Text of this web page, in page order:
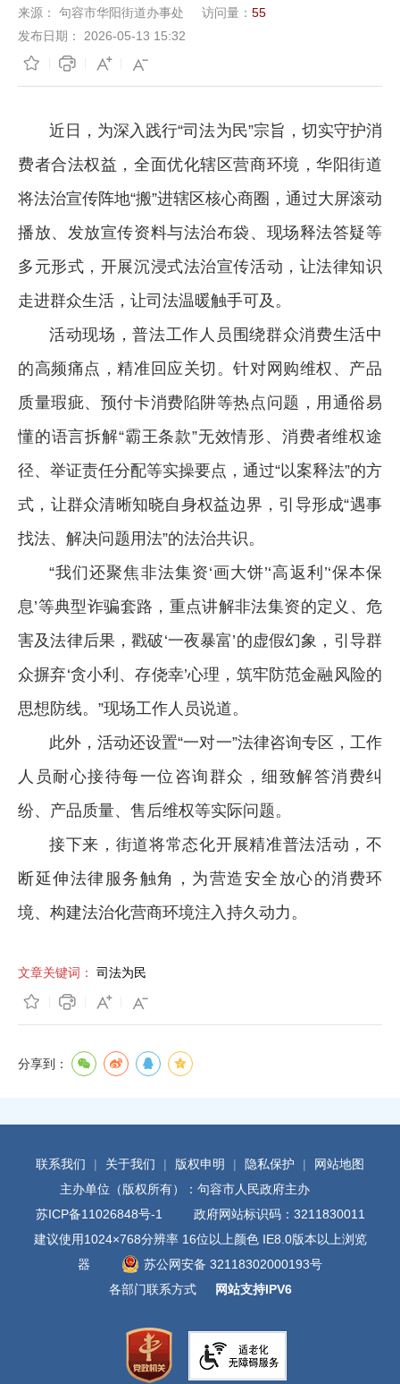
来源： 句容市华阳街道办事处 访问量： 55
发布日期：
2026-05-13 15:32
近日，为深入践行“司法为民”宗旨，切实守护消
费者合法权益，全面优化辖区营商环境，华阳街道
将法治宣传阵地“搬”进辖区核心商圈，通过大屏滚动
播放、发放宣传资料与法治布袋、现场释法答疑等
多元形式，开展沉浸式法治宣传活动，让法律知识
走进群众生活，让司法温暖触手可及。
活动现场，普法工作人员围绕群众消费生活中
的高频痛点，精准回应关切。针对网购维权、产品
质量瑕疵、预付卡消费陷阱等热点问题，用通俗易
懂的语言拆解“霸王条款”无效情形、消费者维权途
径、举证责任分配等实操要点，通过“以案释法”的方
式，让群众清晰知晓自身权益边界，引导形成“遇事
找法、解决问题用法”的法治共识。
“我们还聚焦非法集资‘画大饼’‘高返利’‘保本保
息’等典型诈骗套路，重点讲解非法集资的定义、危
害及法律后果，戳破‘一夜暴富’的虚假幻象，引导群
众摒弃‘贪小利、存侥幸’心理，筑牢防范金融风险的
思想防线。”现场工作人员说道。
此外，活动还设置“一对一”法律咨询专区，工作
人员耐心接待每一位咨询群众，细致解答消费纠
纷、产品质量、售后维权等实际问题。
接下来，街道将常态化开展精准普法活动，不
断延伸法律服务触角，为营造安全放心的消费环
境、构建法治化营商环境注入持久动力。
文章关键词： 司法为民
分享到：
联系我们 | 关于我们 | 版权申明 | 隐私保护 |
网站地图
主办单位（版权所有）：句容市人民政府主办
苏ICP备11026848号-1
政府网站标识码：3211830011
建议使用1024×768分辨率 16位以上颜色 IE8.0版本以上浏览
器
苏公网安备 32118302000193号
各部门联系方式
网站支持IPV6